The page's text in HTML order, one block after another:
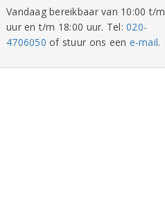
Vandaag bereikbaar van 10:00 t/m
uur en t/m 18:00 uur. Tel:020-
4706050 of stuur ons een e-mail.